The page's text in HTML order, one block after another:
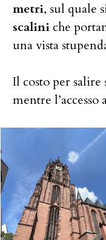
metri, sul quale
scalini che
una vista
Il costo per
mentre